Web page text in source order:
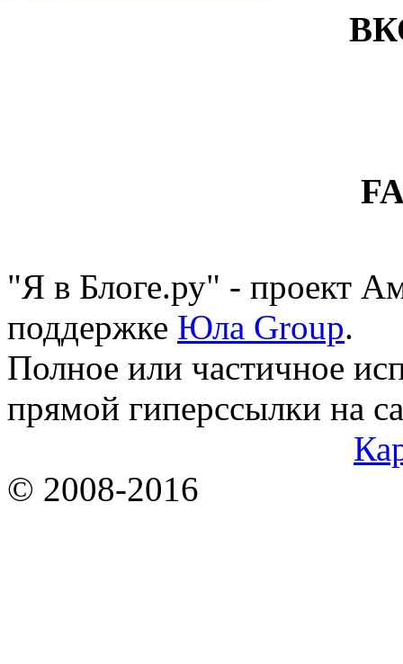
"Я в Блоге.ру" - проект
поддержке Юла Group.
Полное или частичное
прямой гиперссылки на
© 2008-2016